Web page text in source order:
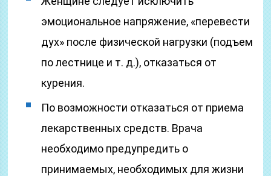
эмоциональное напряжение, «перевести
дух» после физической нагрузки (подъем
по лестнице и т. д.), отказаться от
курения.
По возможности отказаться от приема
лекарственных средств. Врача
необходимо предупредить о
принимаемых, необходимых для жизни